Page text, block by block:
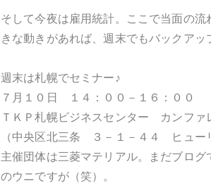
そして今夜は雇用統計。ここで当面の
きな動きがあれば、週末でもバックア
週末は札幌でセミナー♪
７月１０日 １４：００－１６：００
ＴＫＰ札幌ビジネスセンター カンファ
（中央区北三条 ３－１－４４ ヒュー
主催団体は三菱マテリアル。まだブロ
のウニですが（笑）。